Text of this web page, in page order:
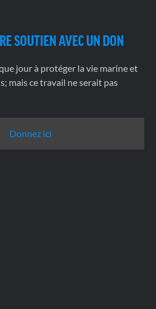
SOUTIEN AVEC UN DON
jour à protéger la vie marine et
mais ce travail ne serait pas
Donnez ici